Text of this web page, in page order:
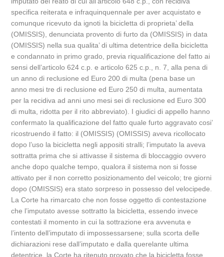
specifica reiterata e infraquinquennale per aver acquistato e
comunque ricevuto da ignoti la bicicletta di proprieta’ della
(OMISSIS), denunciata provento di furto da (OMISSIS) in data
(OMISSIS) nella sua qualita’ di ultima detentrice della bicicletta
e condannato in primo grado, previa riqualificazione del fatto ai
sensi dell’articolo 624 c.p. e articolo 625 c.p., n. 7, alla pena di
un anno di reclusione ed Euro 200 di multa (pena base un
anno mesi tre di reclusione ed Euro 250 di multa, aumentata
per la recidiva ad anni uno mesi sei di reclusione ed Euro 300
di multa, ridotta per il rito abbreviato). I giudici di appello hanno
confermato la qualificazione del fatto quale furto aggravato cosi’
ricostruendo il fatto: il (OMISSIS) (OMISSIS) aveva ricollocato
dopo l’uso la bicicletta negli appositi stralli; l’imputato la aveva
sottratta prima che si attivasse il sistema di bloccaggio ovvero
anche dopo qualche tempo, qualora il sistema non si fosse
attivato per il non corretto posizionamento del veicolo; tre giorni
dopo (OMISSIS) era stato sorpreso in possesso del velocipede.
La Corte ha rimarcato che non fosse oggetto di contestazione
che l’imputato avesse sottratto la bicicletta, essendo invece
contestati il momento in cui la sottrazione era avvenuta e
l’intento dell’imputato di impossessarsene; sulla scorta delle
dichiarazioni rese dall’imputato e dalla querelante ultima
detentrice, la Corte ha ritenuto provato che la bicicletta fosse